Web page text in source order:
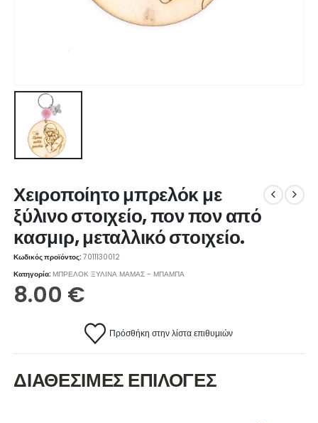
Χειροποίητο μπρελόκ με
ξύλινο στοιχείο, πον πον από
κασμιρ, μεταλλικό στοιχείο.
Κωδικός προϊόντος:7011130012
Κατηγορία:ΜΠΡΕΛΟΚ ΞΥΛΙΝΑ ΜΑΜΑΣ - ΜΠΑΜΠΑ
8.00 €
Πρόσθήκη στην λίστα επιθυμιών
ΔΙΑΘΕΣΙΜΕΣ ΕΠΙΛΟΓΕΣ